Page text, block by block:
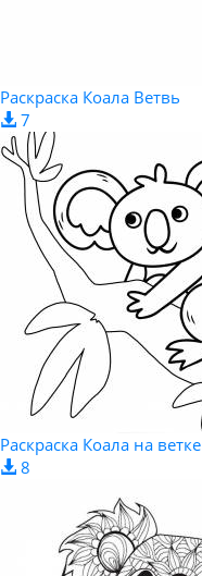
Раскраска Коала Ветвь
7
Раскраска Коала на ветке
8